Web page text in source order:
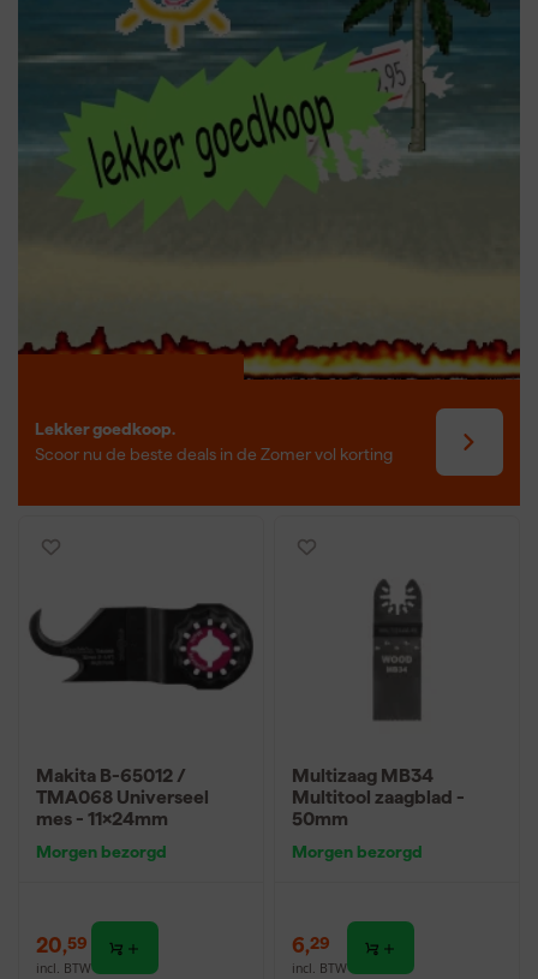
Lekker goedkoop.
Scoor nu de beste deals in de Zomer vol korting
Makita B-65012 /
TMA068 Universeel
mes - 11x24mm
Morgen bezorgd
20,59
incl. BTW
Multizaag MB34
Multitool zaagblad -
50mm
Morgen bezorgd
6,29
incl. BTW